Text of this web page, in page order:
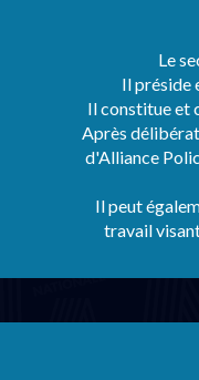
Le
Il préside
Il constitue et
Après
d'Alliance
Il peut
travail